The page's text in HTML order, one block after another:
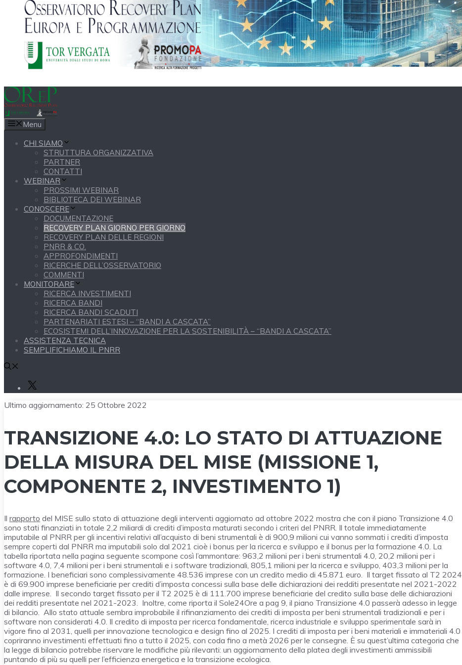
Menu
CHI SIAMO
STRUTTURA ORGANIZZATIVA
PARTNER
CONTATTI
WEBINAR
PROSSIMI WEBINAR
BIBLIOTECA DEI WEBINAR
CONOSCERE
DOCUMENTAZIONE
RECOVERY PLAN GIORNO PER GIORNO
RECOVERY PLAN DELLE REGIONI
PNRR & CO.
APPROFONDIMENTI
RICERCHE DELL’OSSERVATORIO
COMMENTI
MONITORARE
RICERCA INVESTIMENTI
RICERCA BANDI
RICERCA BANDI SCADUTI
PARTENARIATI ESTESI – “BANDI A CASCATA”
ECOSISTEMI DELL’INNOVAZIONE PER LA SOSTENIBILITÀ – “BANDI A CASCATA”
ASSISTENZA TECNICA
SEMPLIFICHIAMO IL PNRR
Ultimo aggiornamento: 25 Ottobre 2022
TRANSIZIONE 4.0: LO STATO DI ATTUAZIONE
DELLA MISURA DEL MISE (MISSIONE 1,
COMPONENTE 2, INVESTIMENTO 1)
Il rapporto del MISE sullo stato di attuazione degli interventi aggiornato ad ottobre 2022 mostra che con il piano Transizione 4.0
sono stati finanziati in totale 2,2 miliardi di crediti d’imposta maturati secondo i criteri del PNRR. Il totale immediatamente
imputabile al PNRR per gli incentivi relativi all’acquisto di beni strumentali è di 900,9 milioni cui vanno sommati i crediti d’imposta
sempre coperti dal PNRR ma imputabili solo dal 2021 cioè i bonus per la ricerca e sviluppo e il bonus per la formazione 4.0. La
tabella riportata nella pagina seguente scompone così l’ammontare: 963,2 milioni per i beni strumentali 4.0, 20,2 milioni per i
software 4.0, 7,4 milioni per i beni strumentali e i software tradizionali, 805,1 milioni per la ricerca e sviluppo, 403,3 milioni per la
formazione. I beneficiari sono complessivamente 48.536 imprese con un credito medio di 45.871 euro. Il target fissato al T2 2024
è di 69.900 imprese beneficiarie per crediti d’imposta concessi sulla base delle dichiarazioni dei redditi presentate nel 2021-2022
dalle imprese. Il secondo target fissato per il T2 2025 è di 111.700 imprese beneficiarie del credito sulla base delle dichiarazioni
dei redditi presentate nel 2021-2023. Inoltre, come riporta il Sole24Ore a pag 9, il piano Transizione 4.0 passerà adesso in legge
di bilancio. Allo stato attuale sembra improbabile il rifinanziamento dei crediti di imposta per beni strumentali tradizionali e per i
software non considerati 4.0. Il credito di imposta per ricerca fondamentale, ricerca industriale e sviluppo sperimentale sarà in
vigore fino al 2031, quelli per innovazione tecnologica e design fino al 2025. I crediti di imposta per i beni materiali e immateriali 4.0
copriranno investimenti effettuati fino a tutto il 2025, con coda fino a metà 2026 per le consegne. È su quest’ultima categoria che
la legge di bilancio potrebbe riservare le modifiche più rilevanti: un aggiornamento della platea degli investimenti ammissibili
puntando di più su quelli per l’efficienza energetica e la transizione ecologica.